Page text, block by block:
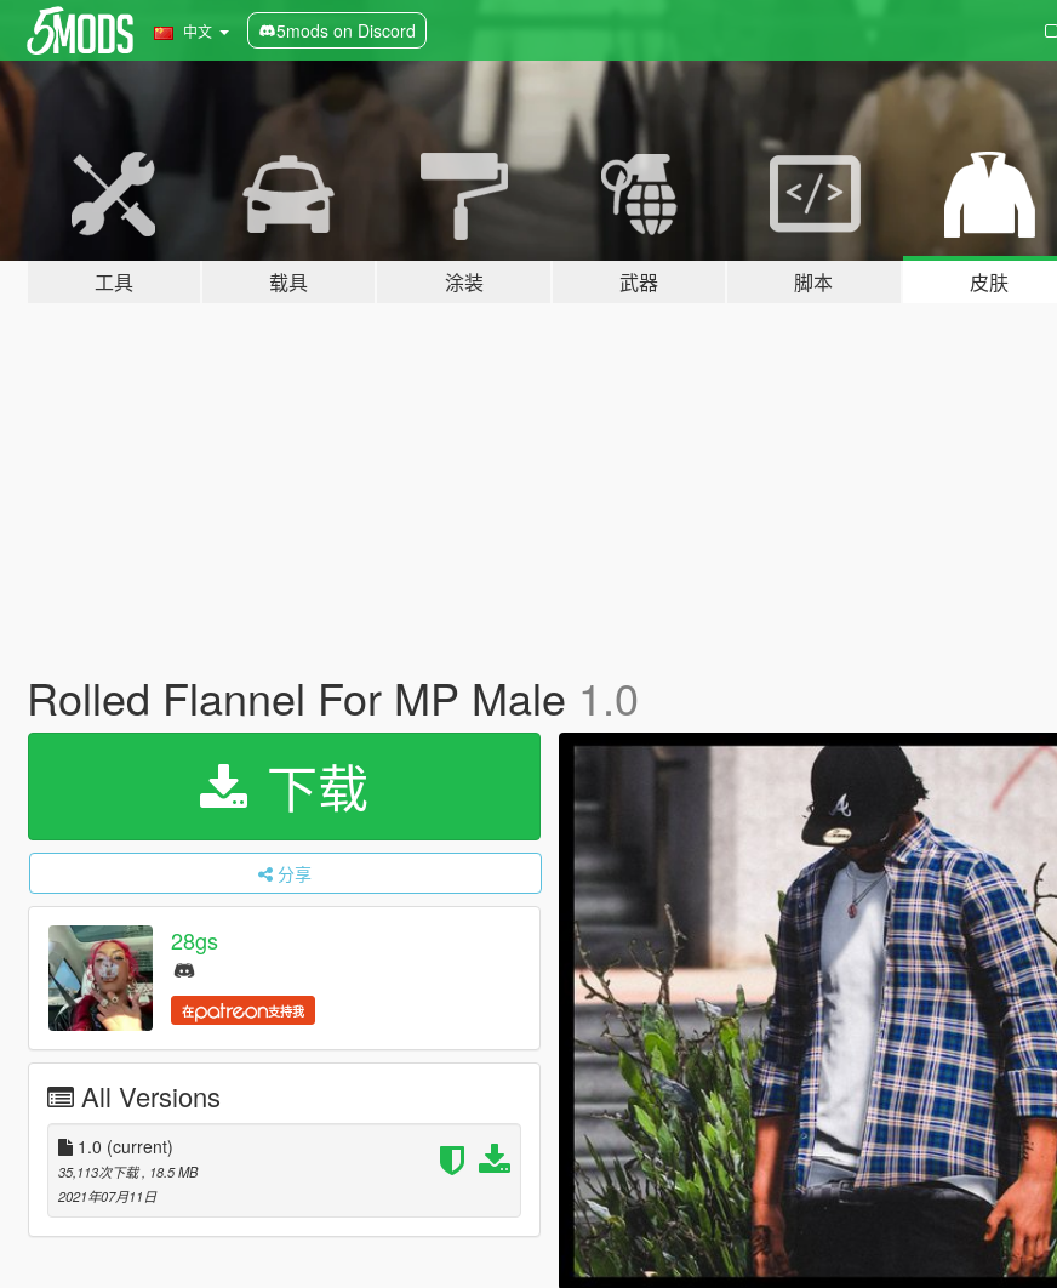
中文 5mods on Discord
工具 载具 涂装 武器 脚本 皮肤
Rolled Flannel For MP Male 1.0
下载
分享
28gs
在 支持我
All Versions
1.0 (current)
35,113次下载 , 18.5 MB
2021年07月11日